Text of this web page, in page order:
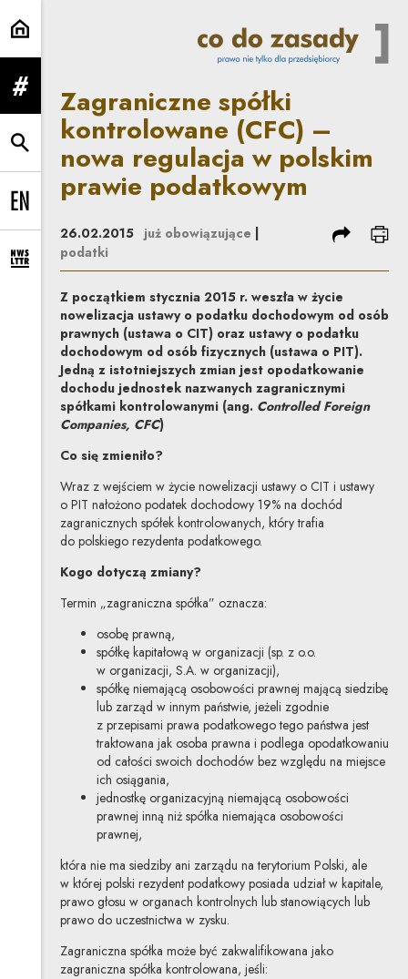
Zagraniczne spółki
rozwiń menu
rozwiń wyszukiwarkę
Change language to EN
rozwiń formularz zapisu na newsletter
Zagraniczne spółki
kontrolowane (CFC) –
nowa regulacja w polskim
prawie podatkowym
26.02.2015 już obowiązujące
podatki
podziel się
Z początkiem stycznia 2015 r. weszła w życie
nowelizacja ustawy o podatku dochodowym od osób
prawnych (ustawa o CIT) oraz ustawy o podatku
dochodowym od osób fizycznych (ustawa o PIT).
Jedną z istotniejszych zmian jest opodatkowanie
dochodu jednostek nazwanych zagranicznymi
spółkami kontrolowanymi (ang. Controlled Foreign
Companies, CFC)
Co się zmieniło?
Wraz z wejściem w życie nowelizacji ustawy o CIT i ustawy
o PIT nałożono podatek dochodowy 19% na dochód
zagranicznych spółek kontrolowanych, który trafia
do polskiego rezydenta podatkowego.
Kogo dotyczą zmiany?
Termin „zagraniczna spółka” oznacza:
osobę prawną,
spółkę kapitałową w organizacji (sp. z o.o.
w organizacji, S.A. w organizacji),
spółkę niemającą osobowości prawnej mającą siedzibę
lub zarząd w innym państwie, jeżeli zgodnie
z przepisami prawa podatkowego tego państwa jest
traktowana jak osoba prawna i podlega opodatkowaniu
od całości swoich dochodów bez względu na miejsce
ich osiągania,
jednostkę organizacyjną niemającą osobowości
prawnej inną niż spółka niemająca osobowości
prawnej,
która nie ma siedziby ani zarządu na terytorium Polski, ale
w której polski rezydent podatkowy posiada udział w kapitale,
prawo głosu w organach kontrolnych lub stanowiących lub
prawo do uczestnictwa w zysku.
Zagraniczna spółka może być zakwalifikowana jako
zagraniczna spółka kontrolowana, jeśli: